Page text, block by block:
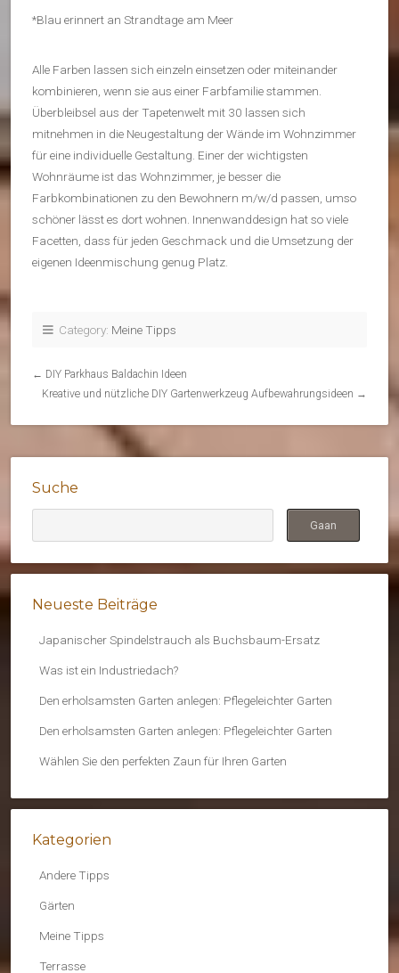
*Blau erinnert an Strandtage am Meer
Alle Farben lassen sich einzeln einsetzen oder miteinander
kombinieren, wenn sie aus einer Farbfamilie stammen.
Überbleibsel aus der Tapetenwelt mit 30 lassen sich
mitnehmen in die Neugestaltung der Wände im Wohnzimmer
für eine individuelle Gestaltung. Einer der wichtigsten
Wohnräume ist das Wohnzimmer, je besser die
Farbkombinationen zu den Bewohnern m/w/d passen, umso
schöner lässt es dort wohnen. Innenwanddesign hat so viele
Facetten, dass für jeden Geschmack und die Umsetzung der
eigenen Ideenmischung genug Platz.
Category: Meine Tipps
← DIY Parkhaus Baldachin Ideen
Kreative und nützliche DIY Gartenwerkzeug Aufbewahrungsideen →
Suche
Neueste Beiträge
Japanischer Spindelstrauch als Buchsbaum-Ersatz
Was ist ein Industriedach?
Den erholsamsten Garten anlegen: Pflegeleichter Garten
Den erholsamsten Garten anlegen: Pflegeleichter Garten
Wählen Sie den perfekten Zaun für Ihren Garten
Kategorien
Andere Tipps
Gärten
Meine Tipps
Terrasse